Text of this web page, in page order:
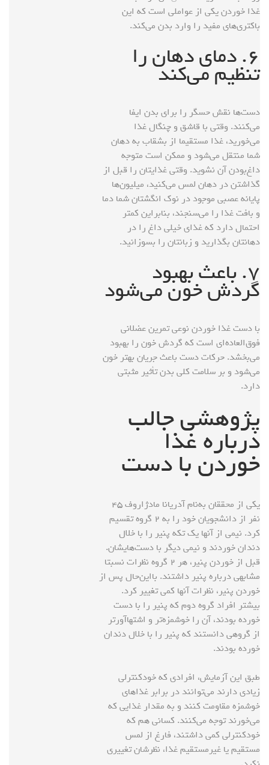
غذا خوردن یکی از عواملی است که این
باکتری‌های مفید را وارد بدن می‌کند.
۶. دمای دهان را
تنظیم می‌کند
دست‌ها نقش حسگر را برای بدن ایفا
می‌کنند. وقتی با قاشق و چنگال غذا
می‌خورید، غذا مستقیما از بشقاب به دهان
شما منتقل می‌شود و ممکن است متوجه
داغ‌بودن آن نشوید. وقتی غذایتان را قبل از
گذاشتن در دهان لمس می‌کنید، میلیون‌ها
پایانه عصبی موجود در نوک انگشتان شما دما
و بافت غذا را می‌سنجند، بنابراین کمتر
احتمال دارد که غذای خیلی داغ را در
دهانتان بگذارید و زبانتان را بسوزانید.
۷. باعث بهبود
گردش خون می‌شود
با دست غذا خوردن نوعی تمرین عضلانی
فوق‌العاده‌ای است که گردش خون را بهبود
می‌بخشد. حرکات دست باعث جریان بهتر خون
می‌شود و بر سلامت کلی بدن تأثیر مثبتی
دارد.
پژوهشی جالب
درباره غذا
خوردن با دست
یکی از محققان به‌نام آدریانا مادژاروف ۴۵
نفر از دانشجویان خود را به ۲ گروه تقسیم
کرد. نیمی از آنها یک تکه پنیر را با خلال
دندان خوردند و نیمی دیگر با دست‌هایشان.
قبل از خوردن پنیر، هر ۲ گروه نظرات نسبتا
مشابهی درباره پنیر داشتند. بااین‌حال پس از
خوردن پنیر، نظرات آنها کمی تغییر کرد.
بیشتر افراد گروه دوم که پنیر را با دست
خورده بودند، آن را خوشمزه‌تر و اشتهاآورتر
از گروهی دانستند که پنیر را با خلال دندان
خورده بودند.
طبق این آزمایش، افرادی که خودکنترلی
زیادی دارند می‌توانند در برابر غذاهای
خوشمزه مقاومت کنند و به مقدار غذایی که
می‌خورند توجه می‌کنند. کسانی هم که
خودکنترلی کمی داشتند، فارغ از لمس
مستقیم یا غیرمستقیم غذا، نظرشان تغییری